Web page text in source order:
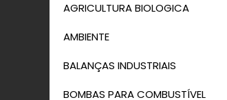
AGRICULTURA BIOLOGICA
AMBIENTE
BALANÇAS INDUSTRIAIS
BOMBAS PARA COMBUSTÍVEL